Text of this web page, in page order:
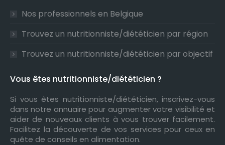
Nos professionnels en Belgique
Trouvez un nutritionniste/diététicien par région
Trouvez un nutritionniste/diététicien par objectif
Vous êtes nutritionniste/diététicien ?
Si vous êtes nutritionniste/diététicien, inscrivez-vous
dans notre annuaire pour augmenter votre visibilité et
aider de nouveaux clients à vous trouver facilement.
Facilitez la découverte de vos services pour ceux en
quête de conseils en alimentation.